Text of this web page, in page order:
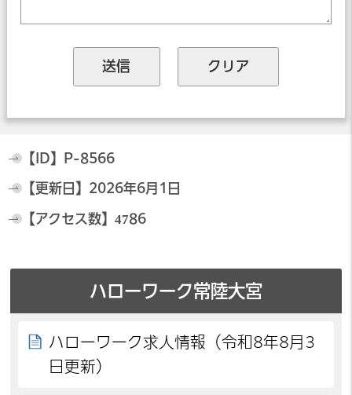
【ID】 P-8566
【更新日】 2026年6月1日
【アクセス数】 4786
ハローワーク常陸大宮
ハローワーク求人情報（令和8年8月3
日更新）